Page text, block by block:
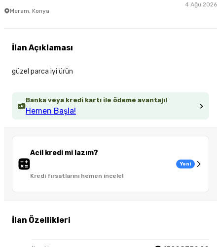
Meram, Konya
4 Ağu 2026
Banka veya kredi kartı ile ödeme avantajı!
Hemen Başla!
Acil kredi mi lazım?
Kredi fırsatlarını hemen incele!
Yeni
İlan Özellikleri
İlan Açıklaması
güzel parca iyi ürün